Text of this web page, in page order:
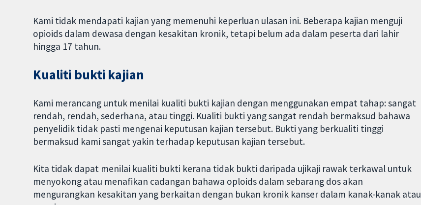
Kami tidak mendapati kajian yang memenuhi keperluan ulasan ini. Beberapa kajian menguji
opioids dalam dewasa dengan kesakitan kronik, tetapi belum ada dalam peserta dari lahir
hingga 17 tahun.
Kualiti bukti kajian
Kami merancang untuk menilai kualiti bukti kajian dengan menggunakan empat tahap: sangat
rendah, rendah, sederhana, atau tinggi. Kualiti bukti yang sangat rendah bermaksud bahawa
penyelidik tidak pasti mengenai keputusan kajian tersebut. Bukti yang berkualiti tinggi
bermaksud kami sangat yakin terhadap keputusan kajian tersebut.
Kita tidak dapat menilai kualiti bukti kerana tidak bukti daripada ujikaji rawak terkawal untuk
menyokong atau menafikan cadangan bahawa oploids dalam sebarang dos akan
mengurangkan kesakitan yang berkaitan dengan bukan kronik kanser dalam kanak-kanak atau